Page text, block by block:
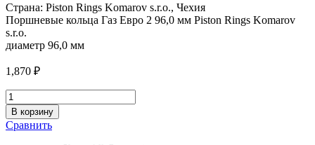
Страна: Piston Rings Komarov s.r.o., Чехия
Поршневые кольца Газ Евро 2 96,0 мм Piston Rings Komarov
s.r.o.
диаметр 96,0 мм
1,870 ₽
Поршневые
кольца
ГАЗ
Евро
В корзину
Сравнить